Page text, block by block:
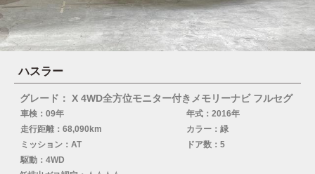
ハスラー
グレード： X 4WD全方位モニター付きメモリーナビ フルセグ
車検：09年
年式：2016年
走行距離：68,090km
カラー：緑
ミッション：AT
ドア数：5
駆動：4WD